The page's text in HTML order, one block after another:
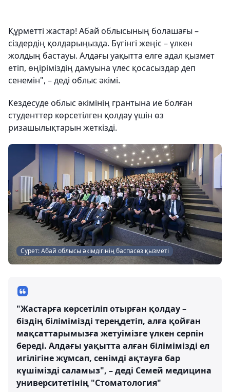
Құрметті жастар! Абай облысының болашағы –
сіздердің қолдарыңызда. Бүгінгі жеңіс – үлкен
жолдың бастауы. Алдағы уақытта елге адал қызмет
етіп, өңіріміздің дамуына үлес қосасыздар деп
сенемін", – деді облыс әкімі.
Кездесуде облыс әкімінің грантына ие болған
студенттер көрсетілген қолдау үшін өз
ризашылықтарын жеткізді.
Сурет: Абай облысы әкімдігінің баспасөз қызметі
"Жастарға көрсетіліп отырған қолдау –
біздің білімімізді тереңдетіп, алға қойған
мақсаттарымызға жетуімізге үлкен серпін
береді. Алдағы уақытта алған білімімізді ел
игілігіне жұмсап, сенімді ақтауға бар
күшімізді саламыз", – деді Семей медицина
университетінің "Стоматология"